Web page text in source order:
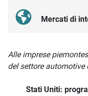
Mercati di
Descrizione
Alle imprese
del settore
Stati Uniti: